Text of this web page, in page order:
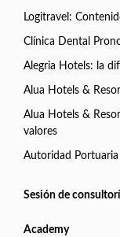
Logitravel:
Clínica Dental
Alegria Hotels: la
Alua Hotels &
Alua Hotels &
valores
Autoridad Portuaria
Sesión de
Academy